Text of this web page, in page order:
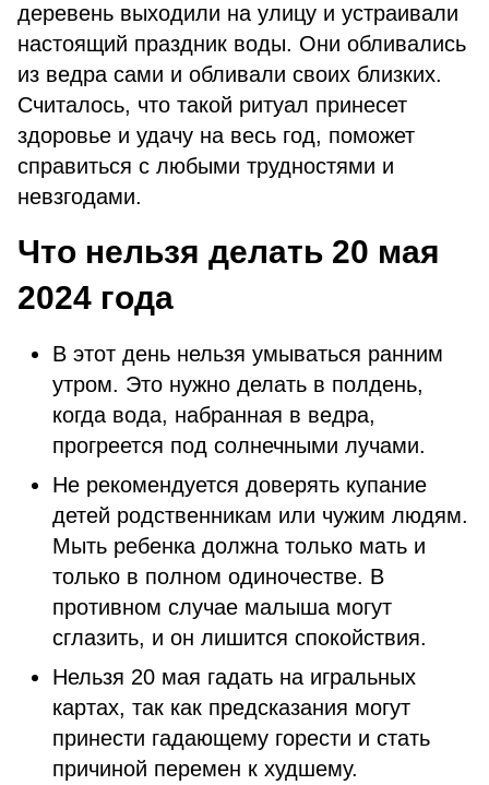
деревень выходили на улицу и устраивали
настоящий праздник воды. Они обливались
из ведра сами и обливали своих близких.
Считалось, что такой ритуал принесет
здоровье и удачу на весь год, поможет
справиться с любыми трудностями и
невзгодами.
Что нельзя делать 20 мая
2024 года
В этот день нельзя умываться ранним
утром. Это нужно делать в полдень,
когда вода, набранная в ведра,
прогреется под солнечными лучами.
Не рекомендуется доверять купание
детей родственникам или чужим людям.
Мыть ребенка должна только мать и
только в полном одиночестве. В
противном случае малыша могут
сглазить, и он лишится спокойствия.
Нельзя 20 мая гадать на игральных
картах, так как предсказания могут
принести гадающему горести и стать
причиной перемен к худшему.